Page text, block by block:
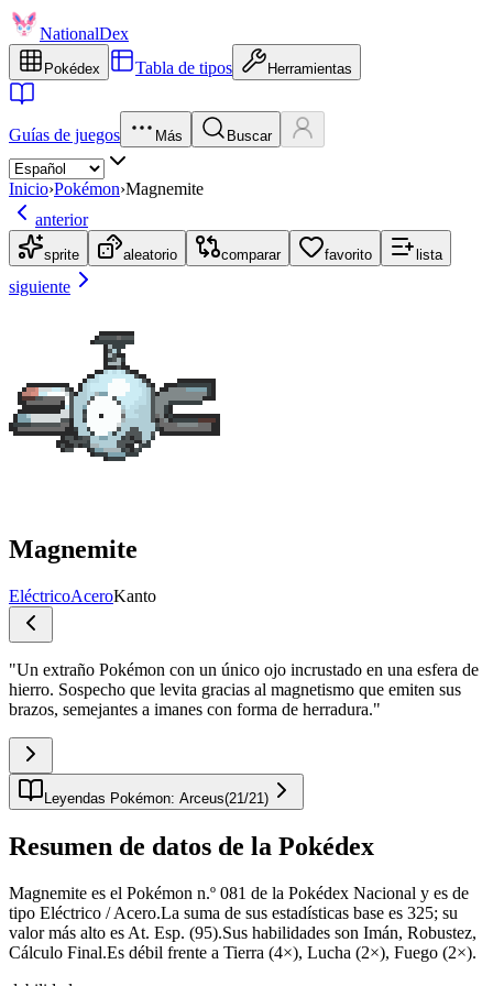
NationalDex
Pokédex Tabla de tipos Herramientas
Guías de juegos Más Buscar
Inicio›Pokémon›Magnemite
anterior
sprite aleatorio comparar favorito lista
siguiente
Magnemite
EléctricoAceroKanto
"Un extraño Pokémon con un único ojo incrustado en una esfera de
hierro. Sospecho que levita gracias al magnetismo que emiten sus
brazos, semejantes a imanes con forma de herradura."
Leyendas Pokémon: Arceus(21 /21 )
Resumen de datos de la Pokédex
Magnemite es el Pokémon n.º 081 de la Pokédex Nacional y es de
tipo Eléctrico / Acero.La suma de sus estadísticas base es 325; su
valor más alto es At. Esp. (95).Sus habilidades son Imán, Robustez,
Cálculo Final.Es débil frente a Tierra (4×), Lucha (2×), Fuego (2×).